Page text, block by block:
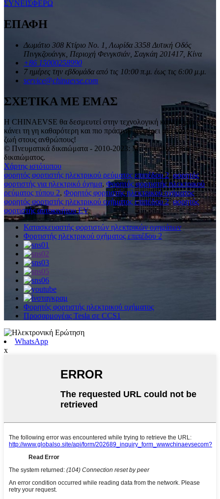
ΣΥΝΕΙΣΦΕΡΩ
ΕΠΑΦΗ
Δωμάτιο 308 Κτίριο Νο. 1, Λωρίδα 3358 Δυτική Οδός
Πινγκζουάνγκ, Περιοχή Φενγκσιάν, Σαγκάη 201417, Κίνα
+86 15000258990
7 ημέρες την εβδομάδα από τις 10:00 π.μ. έως τις 6:00 μ.μ.
service@chinaevse.com
ΣΧΕΤΙΚΑ ΜΕ ΕΜΑΣ
Η CHINAEVSE θα δεσμευτεί στην τεχνολογική καινοτομία για να
κάνει τη γη καθαρότερη και πιο πράσινη, να φέρει μια καλύτερη
ζωή στους ανθρώπους!
© Πνευματικά δικαιώματα - 2010-2023: Με επιφύλαξη παντός
δικαιώματος.
Χάρτης ιστότοπου
φορητός φορτιστής ηλεκτρικού ρεύματος επιπέδου 2,φορητός
φορτιστής για ηλεκτρικό όχημα, Φορητός φορτιστής ηλεκτρικού
ρεύματος τύπου 2, Φορητός φορτιστής ηλεκτρικού οχήματος,
φορητός φορτιστής ηλεκτρικού οχήματος επιπέδου 2,φορητός
φορτιστής αυτοκινήτου EV,
Κατασκευαστής φορτιστών ηλεκτρικών οχημάτων
Φορτιστής ηλεκτρικού οχήματος επιπέδου 2
Φορητός φορτιστής ηλεκτρικού οχήματος
Προσαρμογέας Tesla σε CCS1
WhatsApp
x